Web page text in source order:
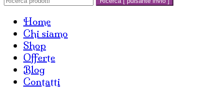
Home
Chi siamo
Shop
Offerte
Blog
Contatti